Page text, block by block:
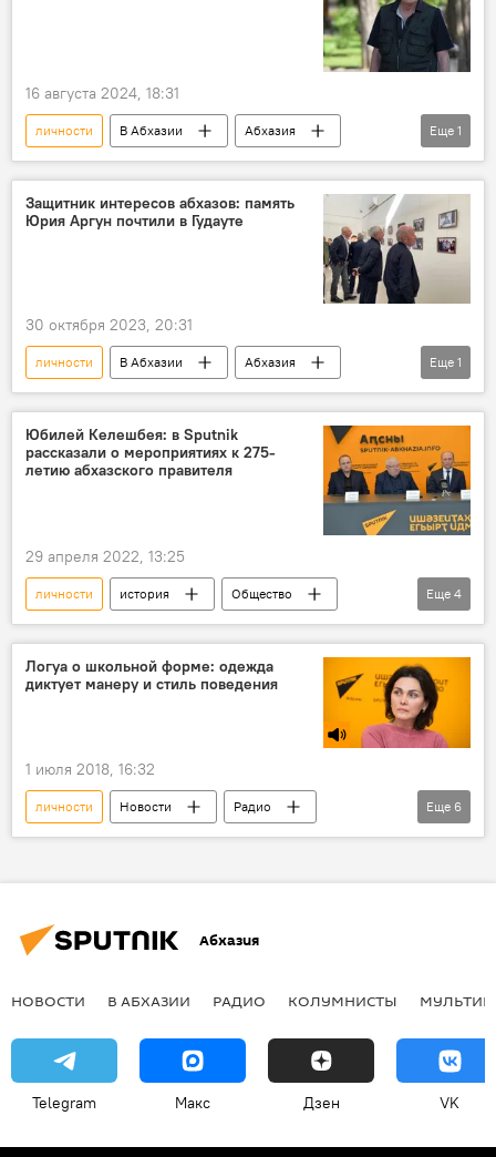
16 августа 2024, 18:31
личности В Абхазии
Абхазия
история
Еще 1
Защитник интересов абхазов: память
Юрия Аргун почтили в Гудауте
30 октября 2023, 20:31
личности В Абхазии
Абхазия
история
Еще 1
Юбилей Келешбея: в Sputnik
рассказали о мероприятиях к 275-
летию абхазского правителя
29 апреля 2022, 13:25
личности история
Общество
Абхазия
Келешбей Чачба
Еще 4
Логуа о школьной форме: одежда
диктует манеру и стиль поведения
1 июля 2018, 16:32
личности Новости
Радио
В Абхазии
Общество
психологи
Еще 6
Абхазия
НОВОСТИ В АБХАЗИИ РАДИО КОЛУМНИСТЫ
Telegram Макс Дзен VK